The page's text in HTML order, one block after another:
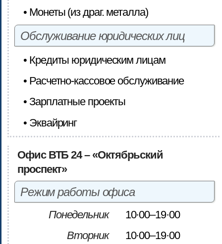
• Монеты (из драг. металла)
Обслуживание юридических лиц
• Кредиты юридическим лицам
• Расчетно-кассовое обслуживание
• Зарплатные проекты
• Эквайринг
Офис ВТБ 24 – «Октябрьский
проспект»
Режим работы офиса
Понедельник
10·00–19·00
Вторник
10·00–19·00